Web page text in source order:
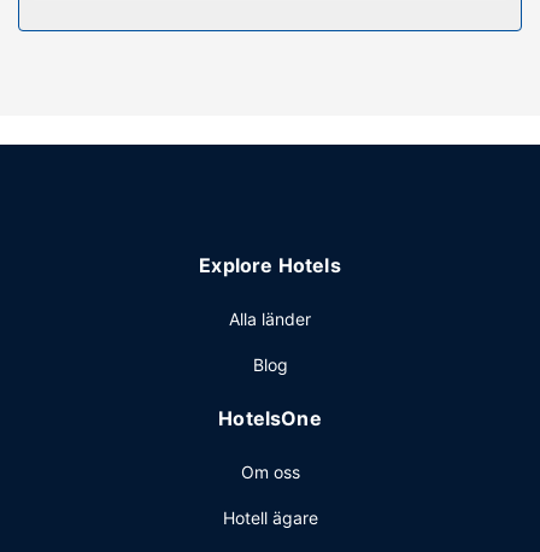
dra nytta av deras gratis wi-fi.
Övriga bekvämligheter
Gäster har tillgång till bland annat kemtvätt/tvättjänster,
Planerar du ett event i Hat Yai? På detta hotell finns det
kvadratmeter, däribland konferensrum och 6 mötesrum.
avgiftsfri parkering finns även på plats.
Explore Hotels
Alla länder
Blog
HotelsOne
Om oss
Hotell ägare